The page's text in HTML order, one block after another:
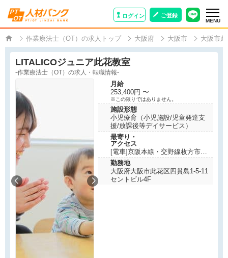
ログイン ご登録
MENU
作業療法士（OT）の求人トップ 大阪府 大阪市 大阪市
LITALICOジュニア此花教室
-作業療法士（OT）の求人・転職情報-
月給
253,400円 〜
※この限りではありません。
施設形態
小児療育（小児施設/児童発達支
援/放課後等デイサービス）
最寄り・
アクセス
[電車]京阪本線・交野線枚方市駅
から徒歩5分
勤務地
大阪府大阪市此花区四貫島1-5-11
セントビル4F